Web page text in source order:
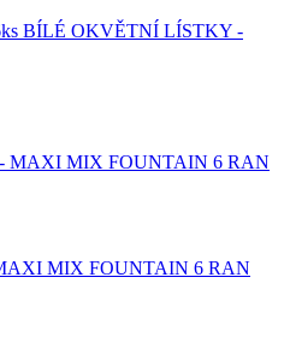
BÍLÉ OKVĚTNÍ LÍSTKY -
MIX FOUNTAIN 6 RAN